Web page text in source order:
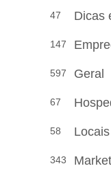
47 Dicas
147
597 Geral
67
58 Locais
343